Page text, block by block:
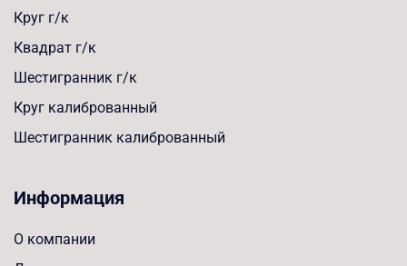
Круг г/к
Квадрат г/к
Шестигранник г/к
Круг калиброванный
Шестигранник калиброванный
Информация
О компании